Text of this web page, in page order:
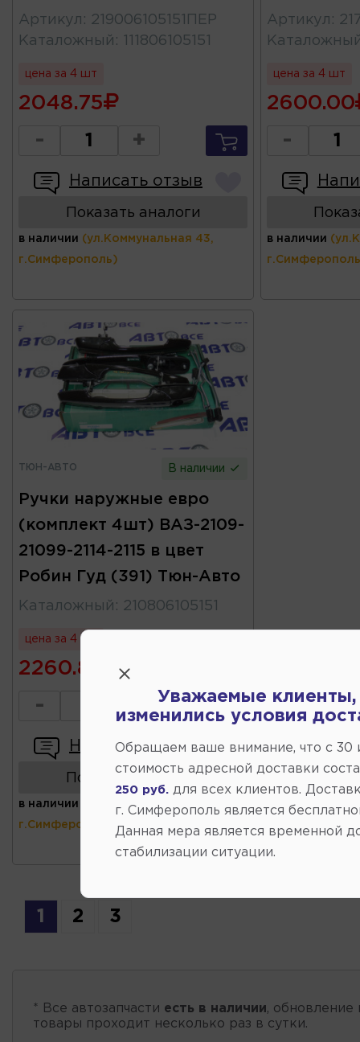
Артикул : 219006105151ПЕР
Каталожный : 111806105151
цена за 4 шт
2048.75
- +
Написать отзыв
Показать аналоги
в наличии (ул.Коммунальная 43,
г.Симферополь)
Артикул :
цена за 4 шт
2600.00
-
в наличии
ТЮН-АВТО В наличии
Ручки наружные евро
(комплект 4шт) ВАЗ-2109-
21099-2114-2115 в цвет
Робин Гуд (391) Тюн-Авто
Каталожный : 210806105151
цена за 4 шт
2260.80
-
Написать отзыв
Показать аналоги
в наличии (ул.Коммунальная 43,
г.Симферополь)
1 2 3
* Все автозапчасти есть в наличии, обновление
товары проходит несколько раз в сутки.
Уважаемые клиенты,
изменились условия
Обращаем ваше внимание, что c 30
стоимость адресной доставки
250 руб.
для всех клиентов.
г. Симферополь является
Данная мера является временной
стабилизации ситуации.